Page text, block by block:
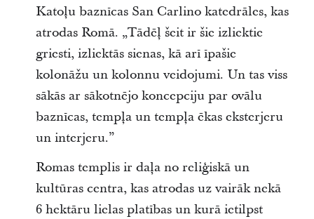
Katoļu baznīcas San Carlino katedrāles, kas
atrodas Romā. „Tādēļ šeit ir šie izliektie
griesti, izliektās sienas, kā arī īpašie
kolonāžu un kolonnu veidojumi. Un tas viss
sākās ar sākotnējo koncepciju par ovālu
baznīcas, tempļa un tempļa ēkas eksterjeru
un interjeru.”
Romas templis ir daļa no reliģiskā un
kultūras centra, kas atrodas uz vairāk nekā
6 hektāru lielas platības un kurā ietilpst